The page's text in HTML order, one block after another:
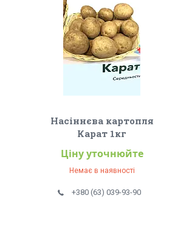
Насіннєва картопля
Карат 1кг
Ціну уточнюйте
Немає в наявності
+380 (63) 039-93-90